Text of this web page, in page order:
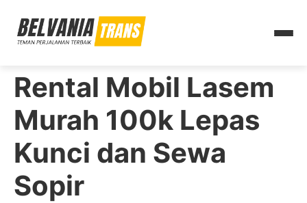
Rental Mobil Lasem
Murah 100k Lepas
Kunci dan Sewa
Sopir